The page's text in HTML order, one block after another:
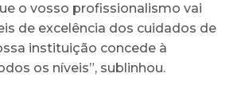
o vosso profissionalismo vai
de excelência dos cuidados de
instituição concede à
os níveis”, sublinhou.